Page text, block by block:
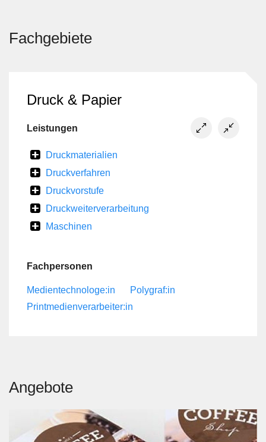
Fachgebiete
Druck & Papier
Leistungen
Druckmaterialien
Druckverfahren
Druckvorstufe
Druckweiterverarbeitung
Maschinen
Fachpersonen
Medientechnologe:in
Polygraf:in
Printmedienverarbeiter:in
Angebote